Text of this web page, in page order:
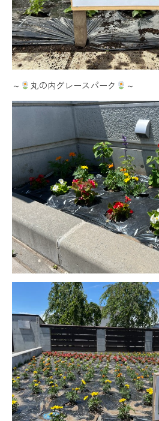
～ 丸の内グレースパーク ～